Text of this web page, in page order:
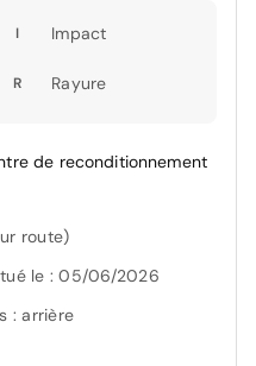
I Impact
R Rayure
de reconditionnement
route)
le : 05/06/2026
: arrière